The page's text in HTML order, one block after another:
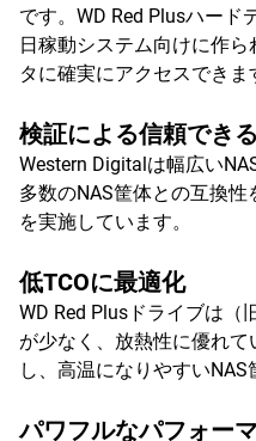
です。WD Red Plusハード
日稼動システム向けに作
タに確実にアクセスできま
検証による信頼でき
Western Digitalは幅広い
多数のNAS筐体との互換
を実施しています。
低TCOに最適化
WD Red Plusドライブは（
が少なく、放熱性に優れ
し、高温になりやすいNAS
パワフルなパフォー